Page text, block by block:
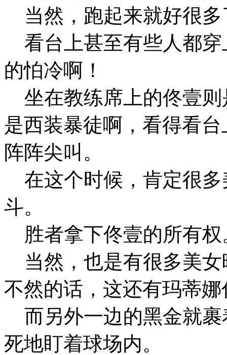
当然，跑起来就好很多
看台上甚至有些人都穿
的怕冷啊！
坐在教练席上的佟壹则
是西装暴徒啊，看得看
阵阵尖叫。
在这个时候，肯定很多
斗。
胜者拿下佟壹的所有权
当然，也是有很多美女
不然的话，这还有玛蒂
而另外一边的黑金就裹
死地盯着球场内。